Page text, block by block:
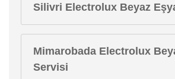
Silivri Electrolux Beyaz
Mimarobada Electrolux
Servisi